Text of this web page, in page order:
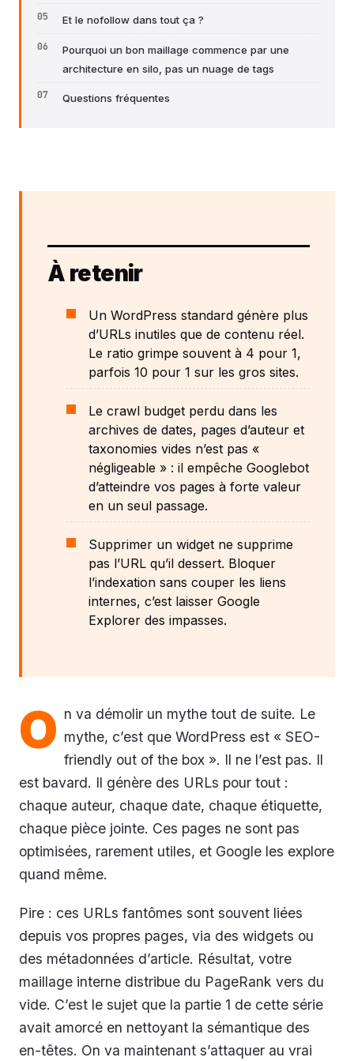
Et le nofollow dans tout ça ?
Pourquoi un bon maillage commence par une
architecture en silo, pas un nuage de tags
Questions fréquentes
À retenir
Un WordPress standard génère plus
d’URLs inutiles que de contenu réel.
Le ratio grimpe souvent à 4 pour 1,
parfois 10 pour 1 sur les gros sites.
Le crawl budget perdu dans les
archives de dates, pages d’auteur et
taxonomies vides n’est pas «
négligeable » : il empêche Googlebot
d’atteindre vos pages à forte valeur
en un seul passage.
Supprimer un widget ne supprime
pas l’URL qu’il dessert. Bloquer
l’indexation sans couper les liens
internes, c’est laisser Google
Explorer des impasses.
O n va démolir un mythe tout de suite. Le
mythe, c’est que WordPress est « SEO-
friendly out of the box ». Il ne l’est pas. Il
est bavard. Il génère des URLs pour tout :
chaque auteur, chaque date, chaque étiquette,
chaque pièce jointe. Ces pages ne sont pas
optimisées, rarement utiles, et Google les explore
quand même.
Pire : ces URLs fantômes sont souvent liées
depuis vos propres pages, via des widgets ou
des métadonnées d’article. Résultat, votre
maillage interne distribue du PageRank vers du
vide. C’est le sujet que la partie 1 de cette série
avait amorcé en nettoyant la sémantique des
en-têtes. On va maintenant s’attaquer au vrai